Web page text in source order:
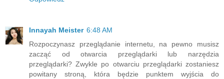
Innayah Meister 6:48 AM
Rozpoczynasz przeglądanie internetu, na pewno musisz
zacząć od otwarcia przeglądarki lub narzędzia
przeglądarki? Zwykle po otwarciu przeglądarki zostaniesz
powitany stroną, która będzie punktem wyjścia do